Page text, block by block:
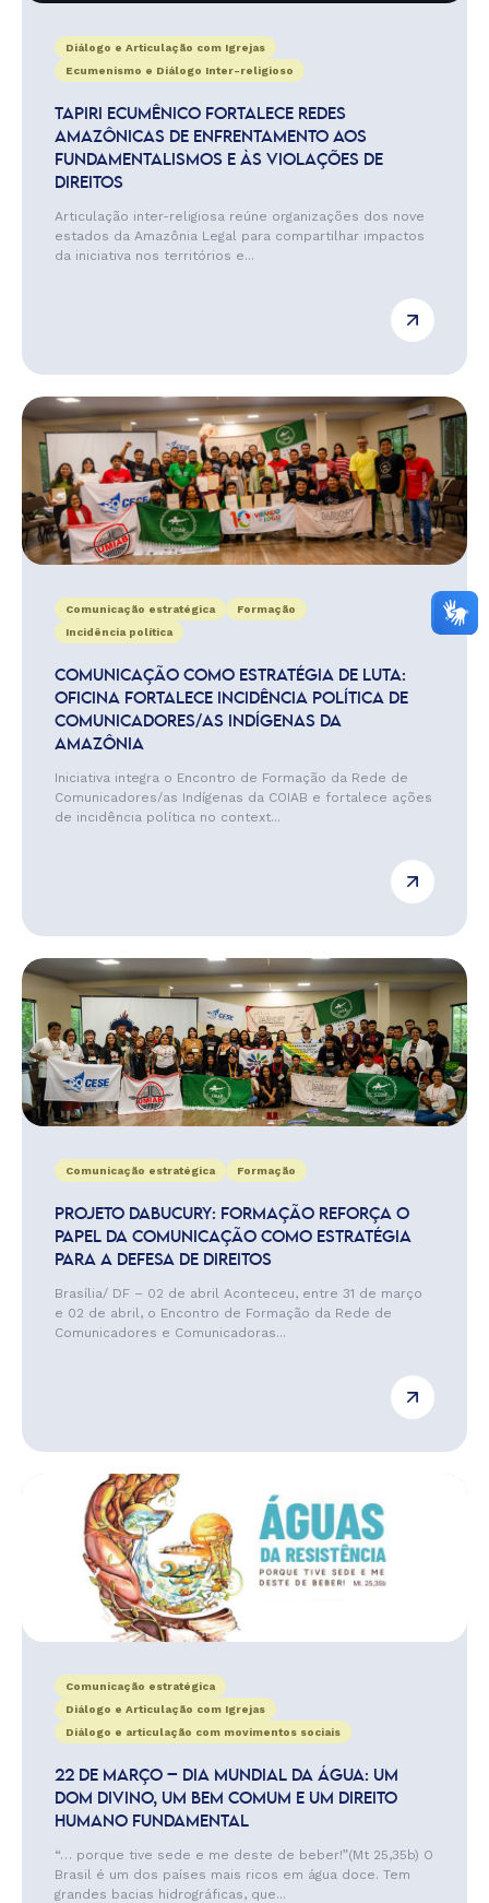
Diálogo e Articulação com Igrejas
Ecumenismo e Diálogo Inter-religioso
TAPIRI ECUMÊNICO FORTALECE REDES
AMAZÔNICAS DE ENFRENTAMENTO AOS
FUNDAMENTALISMOS E ÀS VIOLAÇÕES DE
DIREITOS
Articulação inter-religiosa reúne organizações dos nove
estados da Amazônia Legal para compartilhar impactos
da iniciativa nos territórios e...
Comunicação estratégica
Formação
Incidência política
COMUNICAÇÃO COMO ESTRATÉGIA DE LUTA:
OFICINA FORTALECE INCIDÊNCIA POLÍTICA DE
COMUNICADORES/AS INDÍGENAS DA
AMAZÔNIA
Iniciativa integra o Encontro de Formação da Rede de
Comunicadores/as Indígenas da COIAB e fortalece ações
de incidência política no context...
Comunicação estratégica Formação
PROJETO DABUCURY: FORMAÇÃO REFORÇA O
PAPEL DA COMUNICAÇÃO COMO ESTRATÉGIA
PARA A DEFESA DE DIREITOS
Brasília/ DF – 02 de abril Aconteceu, entre 31 de março
e 02 de abril, o Encontro de Formação da Rede de
Comunicadores e Comunicadoras...
Comunicação estratégica
Diálogo e Articulação com Igrejas
Diálogo e articulação com movimentos sociais
22 DE MARÇO – DIA MUNDIAL DA ÁGUA: UM
DOM DIVINO, UM BEM COMUM E UM DIREITO
HUMANO FUNDAMENTAL
“… porque tive sede e me deste de beber!”(Mt 25,35b) O
Brasil é um dos países mais ricos em água doce. Tem
grandes bacias hidrográficas, que...